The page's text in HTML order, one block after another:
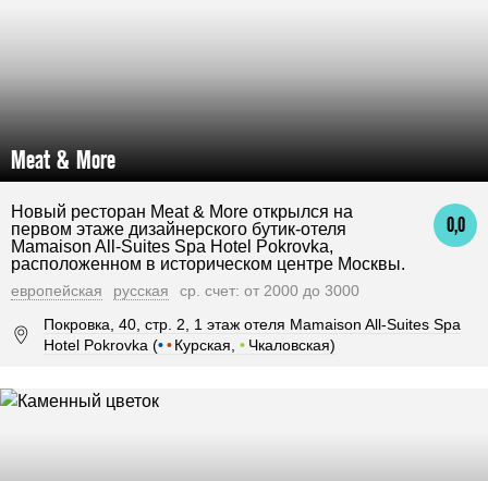
Meat & More
0,0
Новый ресторан Meat & More открылся на
первом этаже дизайнерского бутик-отеля
Mamaison All-Suites Spa Hotel Pokrovka,
расположенном в историческом центре Москвы.
европейская русская
ср. счет: от 2000 до 3000
Покровка, 40, стр. 2, 1 этаж отеля Mamaison All-Suites Spa
Hotel Pokrovka (•• Курская, • Чкаловская)